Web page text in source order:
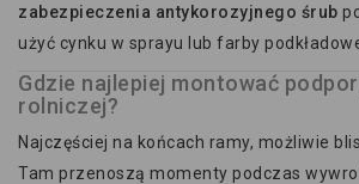
zabezpieczenia antykorozyjnego śrub
użyć cynku w sprayu lub farby
Gdzie najlepiej montować
rolniczej?
Najczęściej na końcach ramy, możliwie
Tam przenoszą momenty podczas